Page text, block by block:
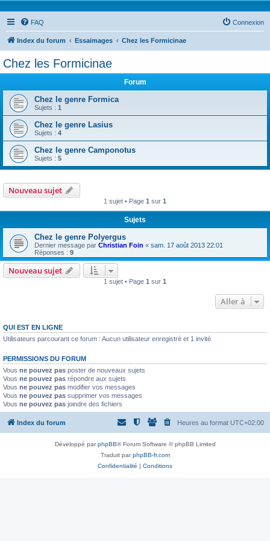
FAQ Connexion
Index du forum Essaimages Chez les Formicinae
Chez les Formicinae
Forum
Chez le genre Formica
Sujets : 1
Chez le genre Lasius
Sujets : 4
Chez le genre Camponotus
Sujets : 5
Nouveau sujet
1 sujet • Page 1 sur 1
Sujets
Chez le genre Polyergus
Dernier message par Christian Foin « sam. 17 août 2013 22:01
Réponses : 9
Nouveau sujet
1 sujet • Page 1 sur 1
Aller à
QUI EST EN LIGNE
Utilisateurs parcourant ce forum : Aucun utilisateur enregistré et 1 invité
PERMISSIONS DU FORUM
Vous ne pouvez pas poster de nouveaux sujets
Vous ne pouvez pas répondre aux sujets
Vous ne pouvez pas modifier vos messages
Vous ne pouvez pas supprimer vos messages
Vous ne pouvez pas joindre des fichiers
Index du forum Heures au format UTC+02:00
Développé parphpBB® Forum Software © phpBB Limited
Traduit parphpBB-fr.com
Confidentialité | Conditions